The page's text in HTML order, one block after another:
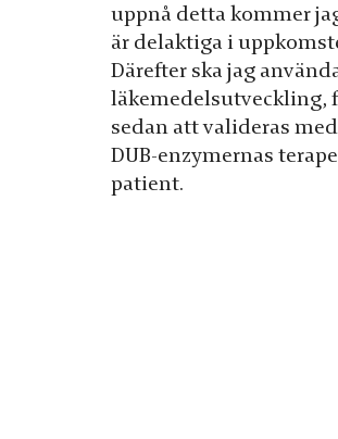
uppnå detta kommer
är delaktiga i
Därefter ska jag
läkemedelsutveckling,
sedan att valideras
DUB-enzymernas
patient.